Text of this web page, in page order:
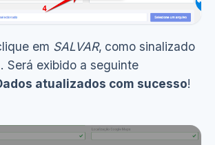
em SALVAR, como sinalizado
Será exibido a seguinte
atualizados com sucesso!